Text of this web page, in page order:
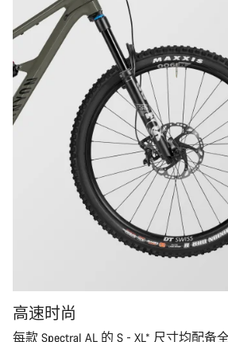
高速时尚
每款 Spectral AL 的 S - XL* 尺寸均配备